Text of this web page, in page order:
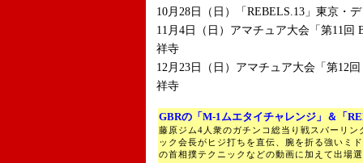
10月28日（日）「REBELS.13」東京・
11月4日（日）アマチュア大会「第11回
祥寺
12月23日（日）アマチュア大会「第12
祥寺
GBRの「M-1ムエタイチャレンジ」＆「
藤原ジム4人衆のガチンコ総当り戦スパーリ
ック会長がヒジ打ちを直伝、腕を折る強いミ
の首相撲テクニックなどの動画に加えて出場